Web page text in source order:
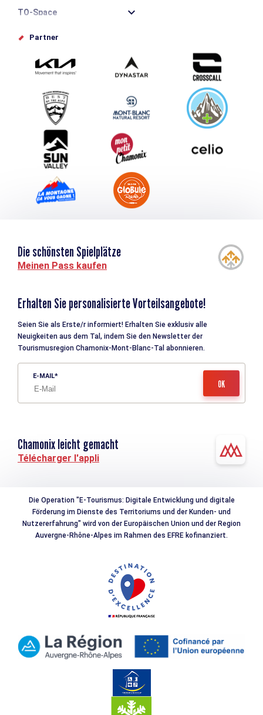
TO-Space
Offices de tourisme
Schlagen Sie Ihr Event vor
Service groupes et séminaires
Herunterladen
Tourismus & Behinderung
Partner
Die schönsten Spielplätze
Meinen Pass kaufen
Erhalten Sie personalisierte Vorteilsangebote!
Seien Sie als Erste/r informiert! Erhalten Sie exklusiv alle
Neuigkeiten aus dem Tal, indem Sie den Newsletter der
Tourismusregion Chamonix-Mont-Blanc-Tal abonnieren.
E-MAIL
Chamonix leicht gemacht
Télécharger l'appli
Die Operation "E-Tourismus: Digitale Entwicklung und digitale
Förderung im Dienste des Territoriums und der Kunden- und
Nutzererfahrung" wird von der Europäischen Union und der Region
Auvergne-Rhône-Alpes im Rahmen des EFRE kofinanziert.